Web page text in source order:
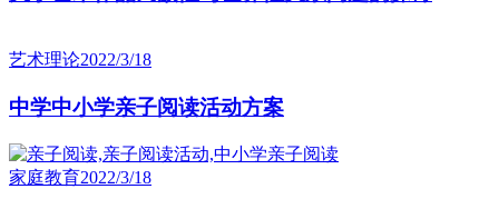
艺术理论2022/3/18
中学中小学亲子阅读活动方案
家庭教育2022/3/18